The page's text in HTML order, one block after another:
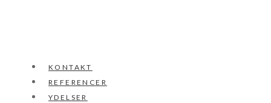
KONTAKT
REFERENCER
YDELSER